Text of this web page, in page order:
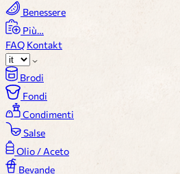
Benessere
Più…
FAQ Kontakt
Brodi
Fondi
Condimenti
Salse
Olio / Aceto
Bevande